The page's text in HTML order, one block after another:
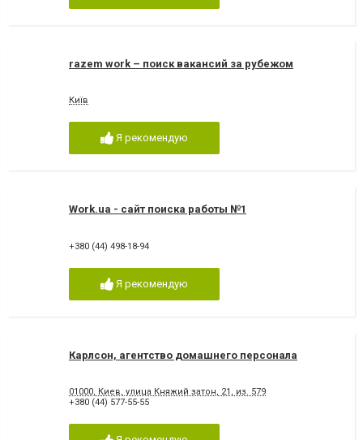
razem work – поиск вакансий за рубежом
Київ
Я рекомендую
Work.ua - сайт поиска работы №1
+380 (44) 498-18-94
Я рекомендую
Карлсон, агентство домашнего персонала
01000, Киев, улица Княжий затон, 21, из. 579
+380 (44) 577-55-55